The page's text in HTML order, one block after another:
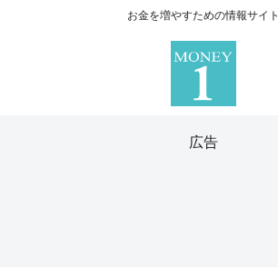
お金を増やすための情報サイト
広告